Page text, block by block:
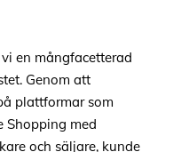
en mångfacetterad
Genom att
plattformar som
Shopping med
och säljare, kunde